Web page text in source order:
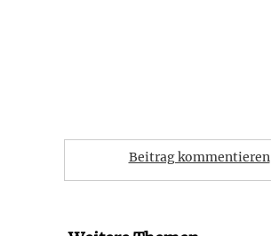
Beitrag kommentieren